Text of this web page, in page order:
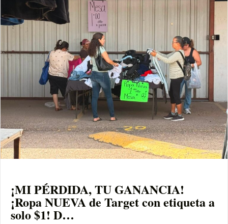
¡MI PÉRDIDA, TU GANANCIA!
¡Ropa NUEVA de Target con etiqueta a
solo $1! D…